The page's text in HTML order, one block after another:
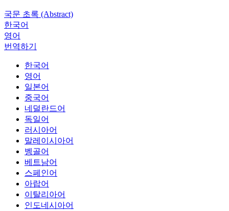
국문 초록 (Abstract)
한국어
영어
번역하기
한국어
영어
일본어
중국어
네덜란드어
독일어
러시아어
말레이시아어
벵골어
베트남어
스페인어
아랍어
이탈리아어
인도네시아어